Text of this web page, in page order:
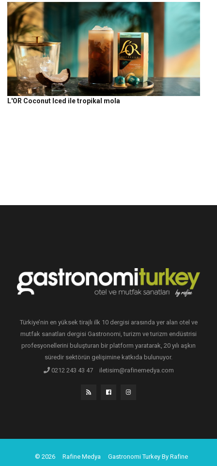
L'OR Coconut Iced ile tropikal mola
Türkiye’nin en yüksek tirajlı ilk 10 dergisi arasında yer alan otel ve
mutfak sanatları dergisi Gastronomi, turizm ve turizm endüstrisi
profesyonellerini buluşturan bir platform yaratarak, 20 yılı aşkın
süredir sektörün gelişimine katkıda bulunuyor.
0212 243 43 47
iletisim@rafinemedya.com
© 2026 Rafine Medya Gastronomi Turkey By Rafine